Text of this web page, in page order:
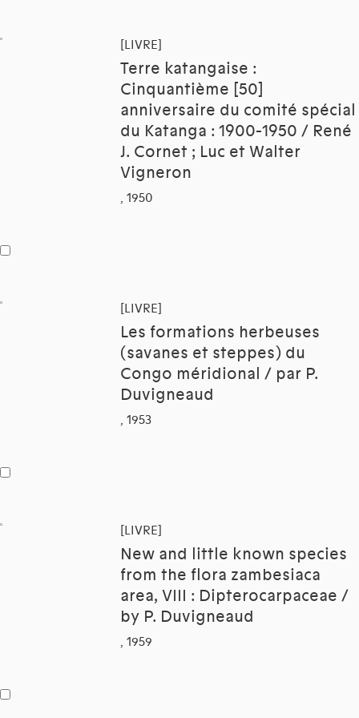
[LIVRE]
Terre katangaise :
Cinquantième [50]
anniversaire du comité spécial
du Katanga : 1900-1950 / René
J. Cornet ; Luc et Walter
Vigneron
, 1950
[LIVRE]
Les formations herbeuses
(savanes et steppes) du
Congo méridional / par P.
Duvigneaud
, 1953
[LIVRE]
New and little known species
from the flora zambesiaca
area, VIII : Dipterocarpaceae /
by P. Duvigneaud
, 1959